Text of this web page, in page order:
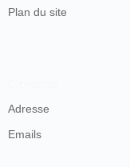
Plan du site
Adresse
Emails